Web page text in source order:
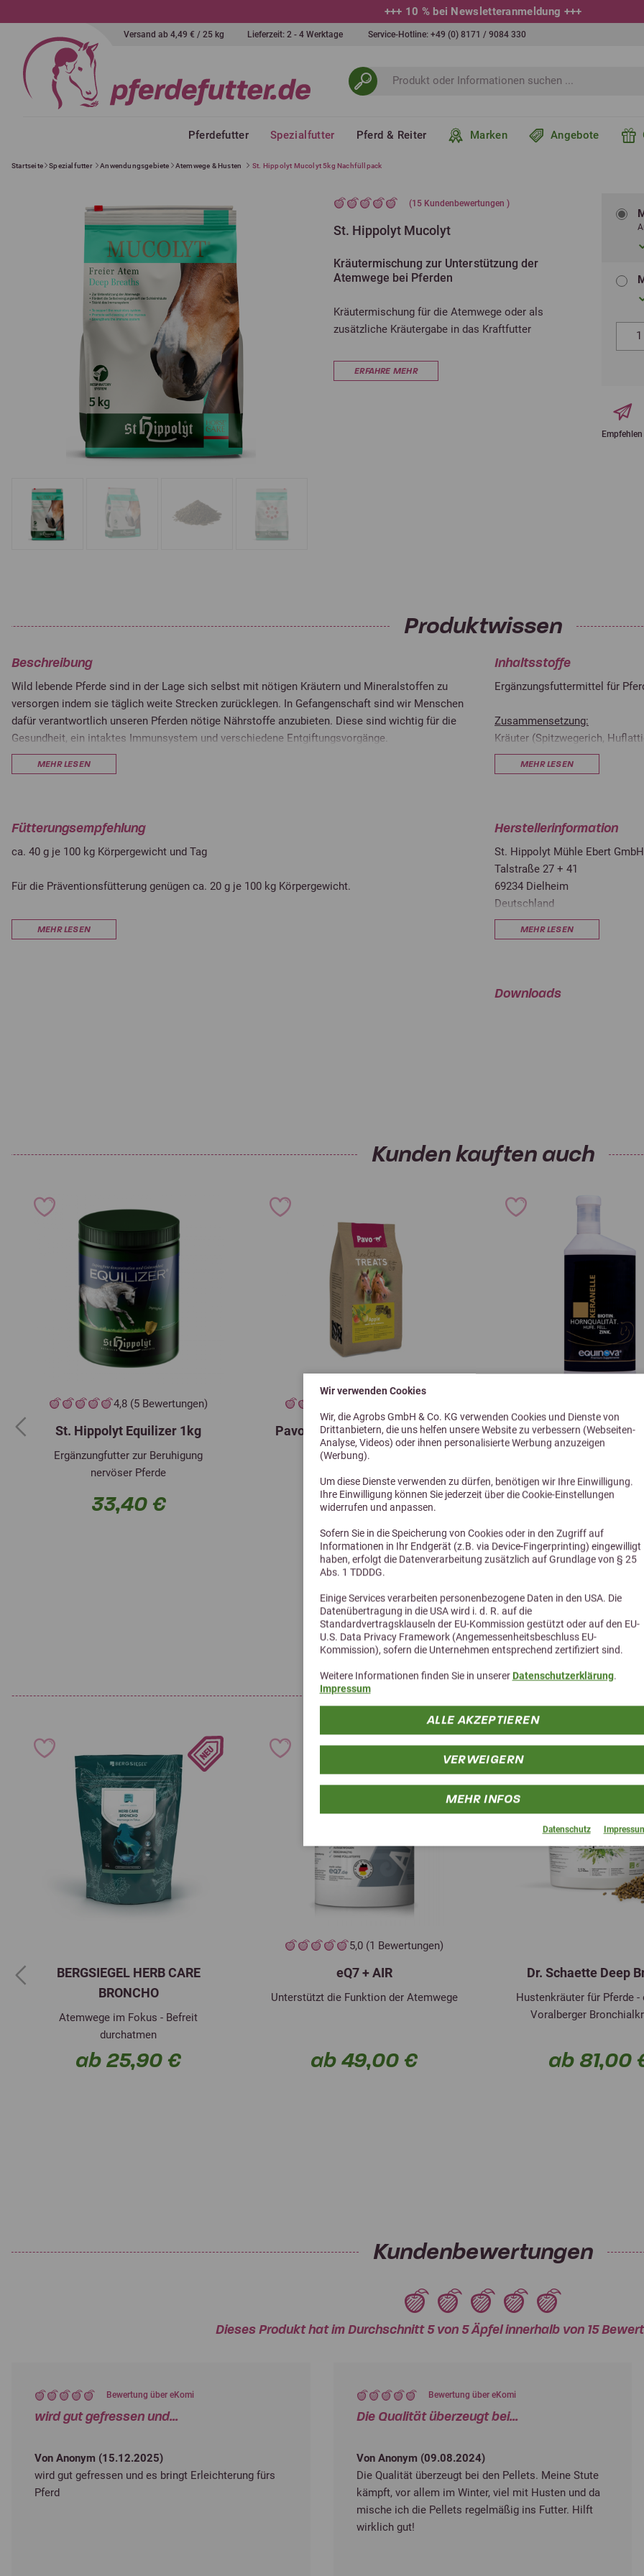
Wir verwenden Cookies
Wir, die Agrobs GmbH & Co. KG verwenden Cookies und Dienste von
Drittanbietern, die uns helfen unsere Website zu verbessern (Webseiten-
Analyse, Videos) oder ihnen personalisierte Werbung anzuzeigen
(Werbung).
Um diese Dienste verwenden zu dürfen, benötigen wir Ihre Einwilligung.
Ihre Einwilligung können Sie jederzeit über die Cookie-Einstellungen
widerrufen und anpassen.
Sofern Sie in die Speicherung von Cookies oder in den Zugriff auf
Informationen in Ihr Endgerät (z.B. via Device-Fingerprinting) eingewilligt
haben, erfolgt die Datenverarbeitung zusätzlich auf Grundlage von § 25
Abs. 1 TDDDG.
Einige Services verarbeiten personenbezogene Daten in den USA. Die
Datenübertragung in die USA wird i. d. R. auf die
Standardvertragsklauseln der EU-Kommission gestützt oder auf den EU-
U.S. Data Privacy Framework (Angemessenheitsbeschluss EU-
Kommission), sofern die Unternehmen entsprechend zertifiziert sind.
Weitere Informationen finden Sie in unserer Datenschutzerklärung.
Impressum
ALLE AKZEPTIEREN
VERWEIGERN
MEHR INFOS
Datenschutz
+++ 10 % bei Newsletteranmeldung +++
Versand ab 4,49 € / 25 kg Lieferzeit: 2 - 4 Werktage Service-Hotline: +49 (0) 8171 / 9084 330
Pferdefutter Spezialfutter Pferd & Reiter Marken Angebote
Startseite Spezialfutter Anwendungsgebiete Atemwege & Husten St. Hippolyt Mucolyt 5kg Nachfüllpack
(15 Kundenbewertungen )
St. Hippolyt Mucolyt
Kräutermischung zur Unterstützung der
Atemwege bei Pferden
Kräutermischung für die Atemwege oder als
zusätzliche Kräutergabe in das Kraftfutter
ERFAHRE MEHR
Empfehlen
Produktwissen
Beschreibung
Wild lebende Pferde sind in der Lage sich selbst mit nötigen Kräutern und Mineralstoffen zu
versorgen indem sie täglich weite Strecken zurücklegen. In Gefangenschaft sind wir Menschen
dafür verantwortlich unseren Pferden nötige Nährstoffe anzubieten. Diese sind wichtig für die
Gesundheit, ein intaktes Immunsystem und verschiedene Entgiftungsvorgänge.
Atemwegsprobleme, Abhusten oder Abschnauben können Anzeichen für eine zu einseitige und
Mucolyt trägt mit Pfefferminze, Thymian, Kamille, Spitzwegerich, Anis, Fenchel, Kümmel,
ist reich an essentiellen und Ultra-Spurenelementen. Außer bei Turnierpferden ist Mucolyt zur
Unsere Wiesen bieten den Pferden keine ausreichende Artenvielfalt an Vital- und Wirkstoffen
Flüssighaltung des Bronchialschleims nicht mehr gewährleistet und Bakterien und andere
MEHR LESEN
Fütterungsempfehlung
ca. 40 g je 100 kg Körpergewicht und Tag
Für die Präventionsfütterung genügen ca. 20 g je 100 kg Körpergewicht.
Dieses HorseCare-Konzentrat sollte unter das alltägliche Kraftfutter gemischt angeboten
werden. Bei mäkeligen Pferden mit kleiner Futtermenge anfüttern.
MEHR LESEN
Inhaltsstoffe
Ergänzungsfuttermittel für
Zusammensetzung:
Kräuter (Spitzwegerich,
Brennnessel, Thymian,
Haferschälkleie, Esparsette*,
*BIO-Qualität
Inhaltsstoffe:
Rohprotein
Rohfaser
Rohfett
Vitamin C 3a300
Vitamin B1 3a821
Vitamin B2 3a825i
Vitamin B6 3a831
Cholinchlorid 3a890
Technologische Zusatzstoffe:
Stand 02/2026
MEHR LESEN
Herstellerinformation
St. Hippolyt Mühle Ebert GmbH
Talstraße 27 + 41
69234 Dielheim
Deutschland
info@st-hippolyt.de
MEHR LESEN
Downloads
Kunden kauften auch
4,8 (5 Bewertungen)
St. Hippolyt Equilizer 1kg
Ergänzungfutter zur Beruhigung
nervöser Pferde
33,40 €
Pavo Healthy Treats Apple 1kg
5,95 €
Höveler Equinova
Liquid 1l
zur Unterstützung von
35,99 €
Previous
BERGSIEGEL HERB CARE
BRONCHO
Atemwege im Fokus - Befreit
durchatmen
ab 25,90 €
5,0 (1 Bewertungen)
eQ7 + AIR
Unterstützt die Funktion der Atemwege
ab 49,00 €
Dr. Schaette Deep
Hustenkräuter für Pferde -
Voralberger
ab 81,00
Previous
Kundenbewertungen
Dieses Produkt hat im Durchschnitt 5 von 5 Äpfel innerhalb von 15
Bewertung über eKomi
wird gut gefressen und...
Von Anonym (15.12.2025)
wird gut gefressen und es bringt Erleichterung fürs
Pferd
Bewertung über eKomi
Die Qualität überzeugt bei...
Von Anonym (09.08.2024)
Die Qualität überzeugt bei den Pellets. Meine Stute
kämpft, vor allem im Winter, viel mit Husten und da
mische ich die Pellets regelmäßig ins Futter. Hilft
wirklich gut!